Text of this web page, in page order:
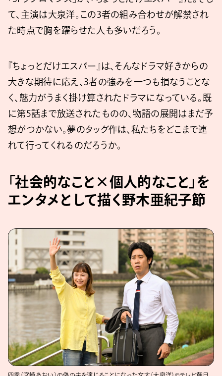
て、主演は大泉洋。この3者の組み合わせが解禁され
た時点で胸を躍らせた人も多いだろう。
『ちょっとだけエスパー』は、そんなドラマ好きからの
大きな期待に応え、3者の強みを一つも損なうことな
く、魅力がうまく掛け算されたドラマになっている。既
に第5話まで放送されたものの、物語の展開はまだ予
想がつかない。夢のタッグ作は、私たちをどこまで連
れて行ってくれるのだろうか。
「社会的なこと×個人的なこと」を
エンタメとして描く野木亜紀子節